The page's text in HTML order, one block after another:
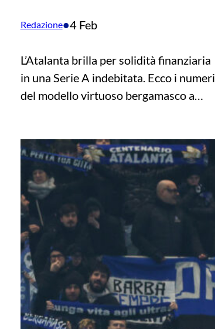
Redazione•4 Feb
L’Atalanta brilla per solidità finanziaria
in una Serie A indebitata. Ecco i numeri
del modello virtuoso bergamasco a…